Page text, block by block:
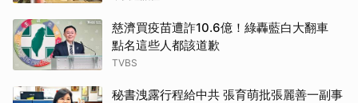
慈濟買疫苗遭詐10.6億！綠轟藍白大翻車
點名這些人都該道歉
TVBS
秘書洩露行程給中共 張育萌批張麗善一副事